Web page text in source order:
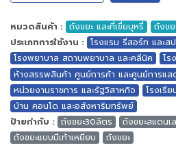
หมวดสินค้า : ถังขยะ และที่เขี่ยบุหรี่
ถังข
ประเภทการใช้งาน : โรงแรม รีสอร์ท และส
โรงพยาบาล สถานพยาบาล และคลีนิค
โร
ห้างสรรพสินค้า ศูนย์การค้า และศูนย์การแส
หน่วยงานราชการ และรัฐวิสาหกิจ
โรงเรี
บ้าน คอนโด และอสังหาริมทรัพย์
ป้ายกำกับ : ถังขยะ30ลิตร ถังขยะสแตนเ
ถังขยะแบบมีเท้าเหยียบ
ถังขยะ